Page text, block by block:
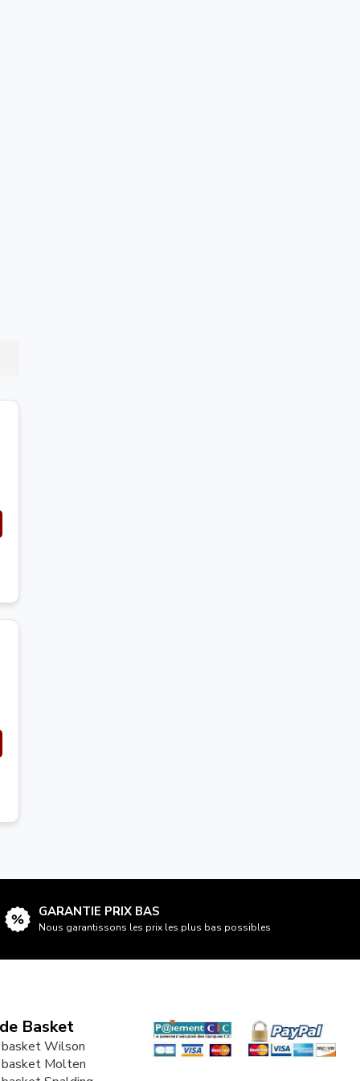
GARANTIE PRIX BAS
Nous garantissons les prix les plus bas possibles
Basket
Wilson
Molten